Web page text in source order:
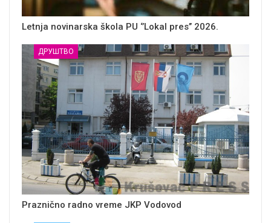
Letnja novinarska škola PU ‘’Lokal pres’’ 2026.
ДРУШТВО
Praznično radno vreme JKP Vodovod